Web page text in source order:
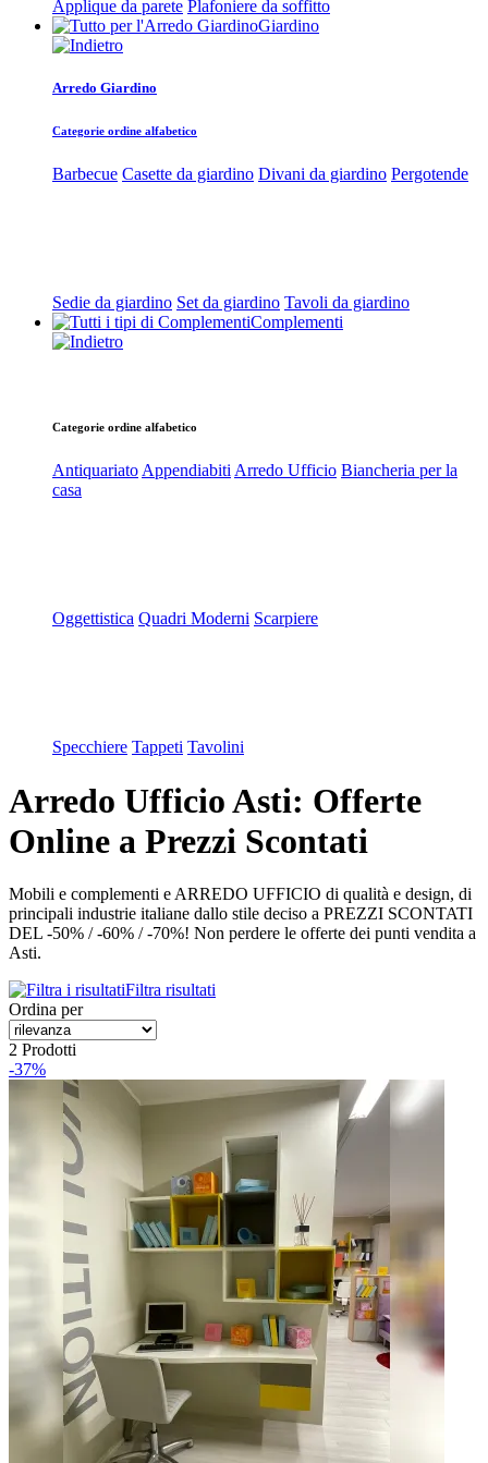
Applique da parete Plafoniere da soffitto
Giardino
Arredo Giardino
Categorie ordine alfabetico
Barbecue Casette da giardino Divani da giardino Pergotende
Sedie da giardino Set da giardino Tavoli da giardino
Complementi
Categorie ordine alfabetico
Antiquariato Appendiabiti Arredo Ufficio Biancheria per la
casa
Oggettistica Quadri Moderni Scarpiere
Specchiere Tappeti Tavolini
Arredo Ufficio Asti: Offerte
Online a Prezzi Scontati
Mobili e complementi e ARREDO UFFICIO di qualità e design, di
principali industrie italiane dallo stile deciso a PREZZI SCONTATI
DEL -50% / -60% / -70%! Non perdere le offerte dei punti vendita a
Asti.
Filtra risultati
Ordina per
2 Prodotti
-37%